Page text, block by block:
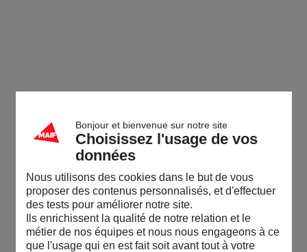
Bonjour et bienvenue sur notre site
Choisissez l'usage de vos
données
Nous utilisons des cookies dans le but de vous
proposer des contenus personnalisés, et d'effectuer
des tests pour améliorer notre site.
Ils enrichissent la qualité de notre relation et le
métier de nos équipes et nous nous engageons à ce
que l'usage qui en est fait soit avant tout à votre